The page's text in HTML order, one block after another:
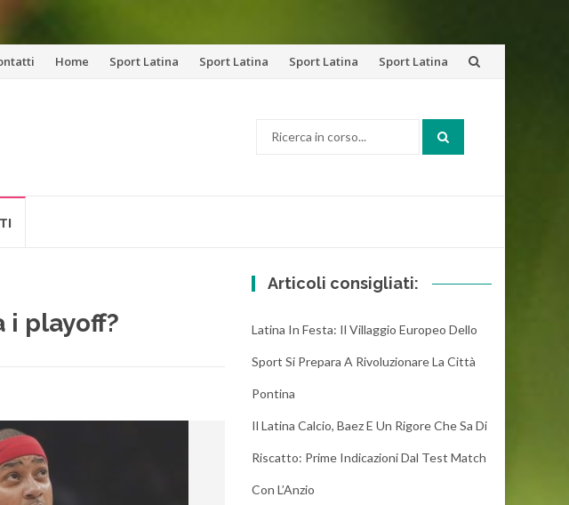
Home Sport Latina Sport Latina Sport Latina Sport Latina
i playoff?
Articoli consigliati:
Latina In Festa: Il Villaggio Europeo Dello
Sport Si Prepara A Rivoluzionare La Città
Pontina
Il Latina Calcio, Baez E Un Rigore Che Sa Di
Riscatto: Prime Indicazioni Dal Test Match
Con L’Anzio